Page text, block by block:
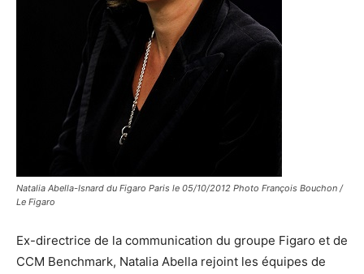
Natalia Abella-Isnard du Figaro Paris le 05/10/2012 Photo François Bouchon /
Le Figaro
Ex-directrice de la communication du groupe Figaro et de
CCM Benchmark, Natalia Abella rejoint les équipes de